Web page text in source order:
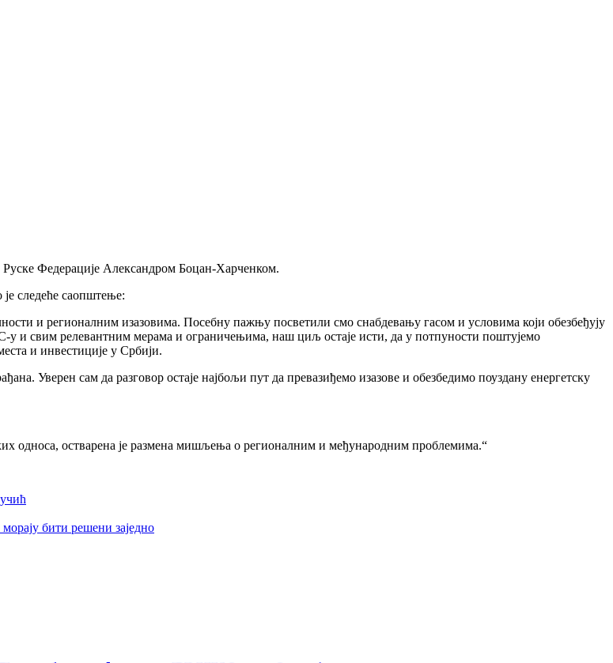
Федерације Александром Боцан-Харченком.
следеће саопштење:
и регионалним изазовима. Посебну пажњу посветили смо снабдевању гасом и условима који обезбеђују
и свим релевантним мерама и ограничењима, наш циљ остаје исти, да у потпуности поштујемо
и инвестиције у Србији.
Уверен сам да разговор остаје најбољи пут да превазиђемо изазове и обезбедимо поуздану енергетску
односа, остварена је размена мишљења о регионалним и међународним проблемима.“
бити решени заједно